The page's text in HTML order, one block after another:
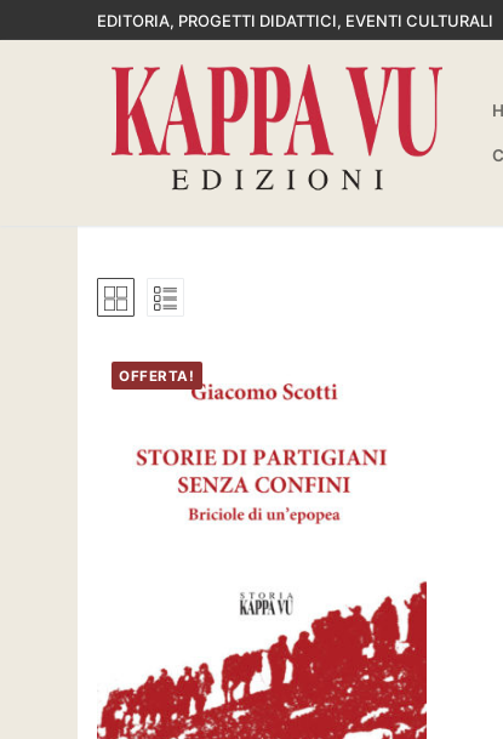
al
EDITORIA, PROGETTI DIDATTICI, EVENTI CULTURALI
OFFERTA!